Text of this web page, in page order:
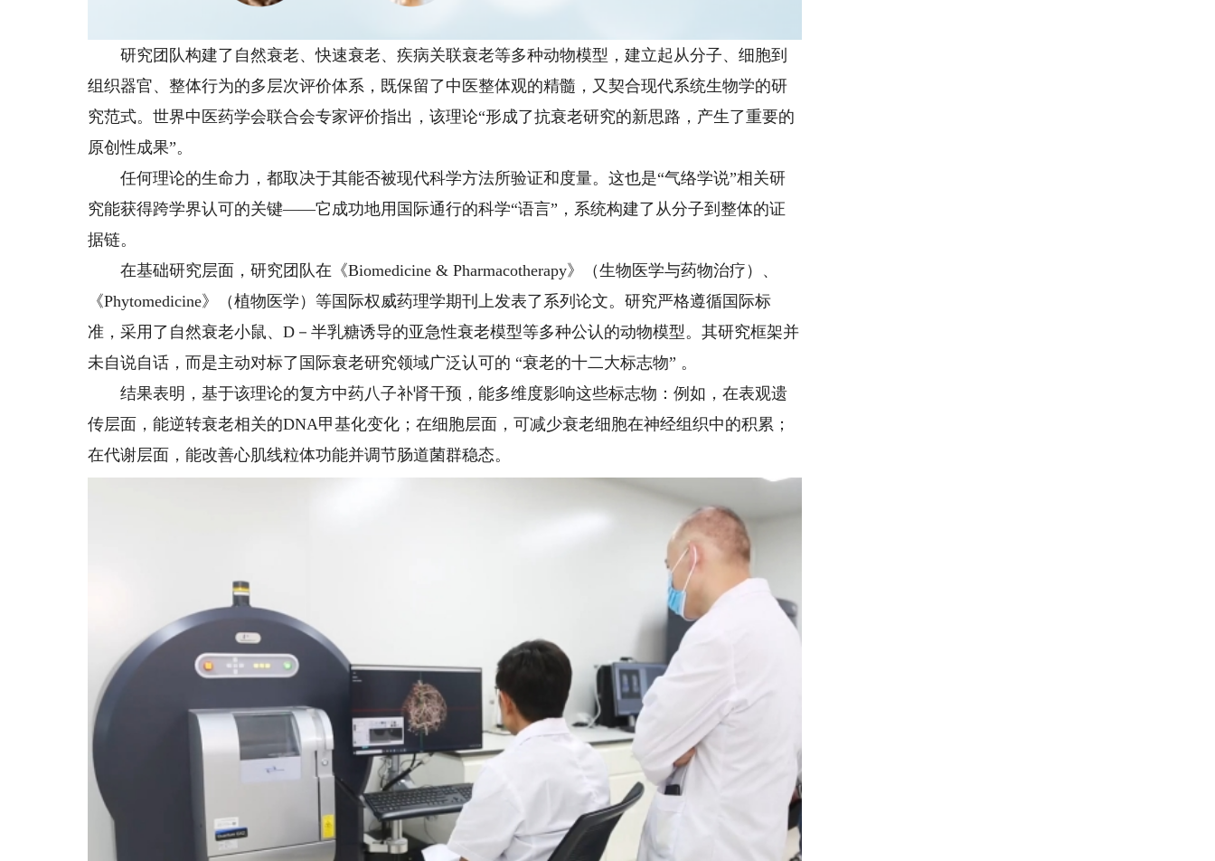
研究团队构建了自然衰老、快速衰老、疾病关联衰老等多种动物模型，建立起从分子、细胞到
组织器官、整体行为的多层次评价体系，既保留了中医整体观的精髓，又契合现代系统生物学的研
究范式。世界中医药学会联合会专家评价指出，该理论“形成了抗衰老研究的新思路，产生了重要的
原创性成果”。
任何理论的生命力，都取决于其能否被现代科学方法所验证和度量。这也是“气络学说”相关研
究能获得跨学界认可的关键——它成功地用国际通行的科学“语言”，系统构建了从分子到整体的证
据链。
在基础研究层面，研究团队在《Biomedicine & Pharmacotherapy》（生物医学与药物治疗）、
《Phytomedicine》（植物医学）等国际权威药理学期刊上发表了系列论文。研究严格遵循国际标
准，采用了自然衰老小鼠、D－半乳糖诱导的亚急性衰老模型等多种公认的动物模型。其研究框架并
未自说自话，而是主动对标了国际衰老研究领域广泛认可的 “衰老的十二大标志物” 。
结果表明，基于该理论的复方中药八子补肾干预，能多维度影响这些标志物：例如，在表观遗
传层面，能逆转衰老相关的DNA甲基化变化；在细胞层面，可减少衰老细胞在神经组织中的积累；
在代谢层面，能改善心肌线粒体功能并调节肠道菌群稳态。